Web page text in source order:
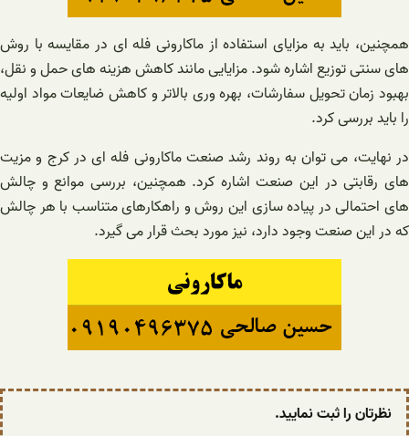
همچنین، باید به مزایای استفاده از ماکارونی فله ای در مقایسه با روش
های سنتی توزیع اشاره شود. مزایایی مانند کاهش هزینه های حمل و نقل،
بهبود زمان تحویل سفارشات، بهره وری بالاتر و کاهش ضایعات مواد اولیه
را باید بررسی کرد.
در نهایت، می توان به روند رشد صنعت ماکارونی فله ای در کرج و مزیت
های رقابتی در این صنعت اشاره کرد. همچنین، بررسی موانع و چالش
های احتمالی در پیاده سازی این روش و راهکارهای متناسب با هر چالش
که در این صنعت وجود دارد، نیز مورد بحث قرار می گیرد.
نظرتان را ثبت نمایید.